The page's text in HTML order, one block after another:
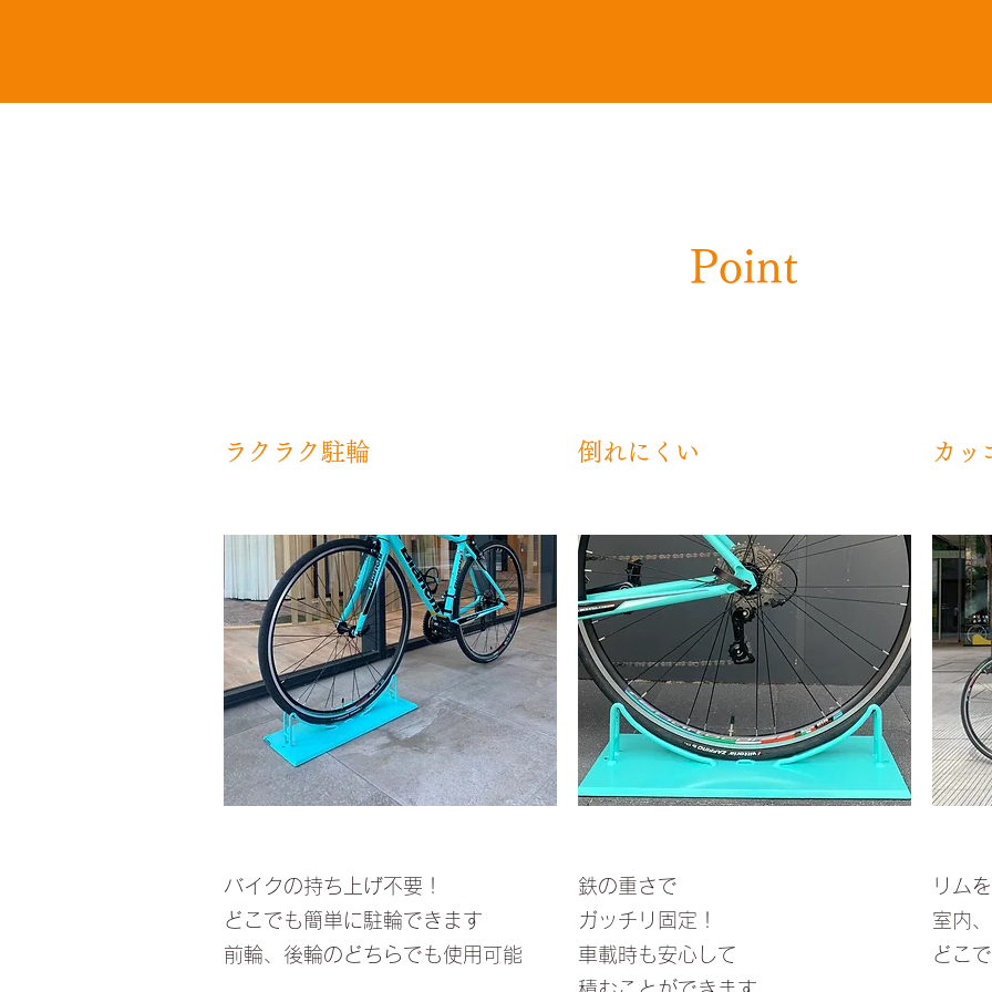
Point
​ラクラク駐輪 ​​倒れにくい カッ
​​バイクの持ち上げ不要！
​​どこでも簡単に駐輪できます
​​前輪、後輪のどちらでも使用可能
鉄の重さで
ガッチリ固定！
車載時も安心して
リム
室内
どこ